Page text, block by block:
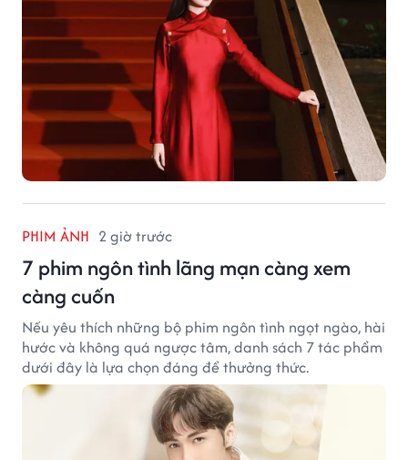
PHIM ẢNH 2 giờ trước
7 phim ngôn tình lãng mạn càng xem
càng cuốn
Nếu yêu thích những bộ phim ngôn tình ngọt ngào, hài
hước và không quá ngược tâm, danh sách 7 tác phẩm
dưới đây là lựa chọn đáng để thưởng thức.